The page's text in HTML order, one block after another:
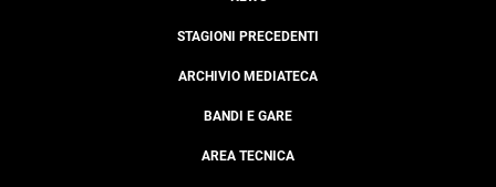
STAGIONI PRECEDENTI
ARCHIVIO MEDIATECA
BANDI E GARE
AREA TECNICA